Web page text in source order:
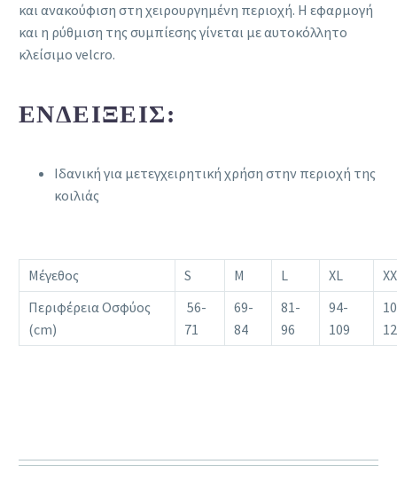
και ανακούφιση στη χειρουργημένη περιοχή. Η εφαρμογή
και η ρύθμιση της συμπίεσης γίνεται με αυτοκόλλητο
κλείσιμο velcro.
ΕΝΔΕΊΞΕΙΣ:
Ιδανική για μετεγχειρητική χρήση στην περιοχή της
κοιλιάς
Μέγεθος S M L XL
Περιφέρεια Οσφύος
(cm)
56-
71
69-
84
81-
96
94-
109